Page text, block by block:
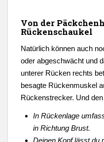
Von der
Rückenschaukel
Natürlich können auch
oder abgeschwächt und
unterer Rücken rechts
besagte Rückenmuskel
Rückenstrecker. Und
In Rückenlage
in Richtung Brust.
Deinen Kopf lässt du